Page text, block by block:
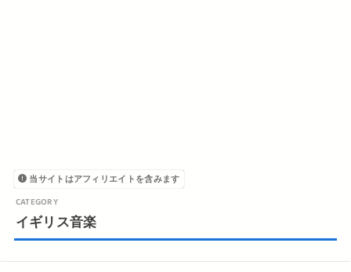
当サイトはアフィリエイトを含みます
イギリス音楽